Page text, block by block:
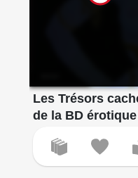
Les Trésors
de la BD érotique